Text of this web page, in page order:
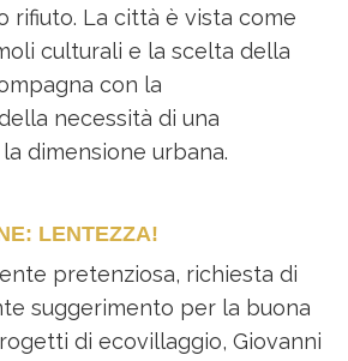
rifiuto. La città è vista come
culturali e la scelta della
con la
necessità di una
dimensione urbana.
LENTEZZA!
pretenziosa, richiesta di
suggerimento per la buona
di ecovillaggio, Giovanni